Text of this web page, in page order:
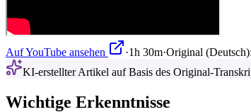
Auf YouTube ansehen ·1h 30m·Original (Deutsch):
KI-erstellter Artikel auf Basis des Original-
Wichtige Erkenntnisse